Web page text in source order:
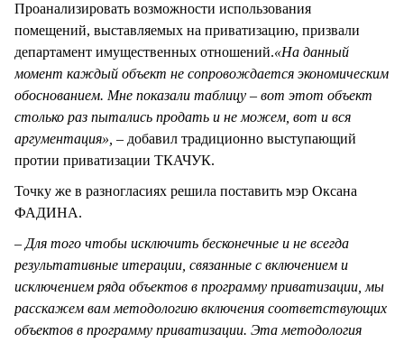
Проанализировать возможности использования
помещений, выставляемых на приватизацию, призвали
департамент имущественных отношений.«На данный
момент каждый объект не сопровождается экономическим
обоснованием. Мне показали таблицу – вот этот объект
столько раз пытались продать и не можем, вот и вся
аргументация», – добавил традиционно выступающий
протии приватизации ТКАЧУК.
Точку же в разногласиях решила поставить мэр Оксана
ФАДИНА.
– Для того чтобы исключить бесконечные и не всегда
результативные итерации, связанные с включением и
исключением ряда объектов в программу приватизации, мы
расскажем вам методологию включения соответствующих
объектов в программу приватизации. Эта методология